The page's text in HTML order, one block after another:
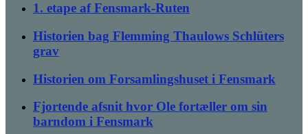
1. etape af Fensmark-Ruten
Historien bag Flemming Thaulows Schlüters
grav
Historien om Forsamlingshuset i Fensmark
Fjortende afsnit hvor Ole fortæller om sin
barndom i Fensmark